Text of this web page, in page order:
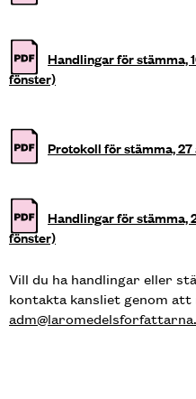
Handlingar för stämma,
fönster)
Protokoll för stämma,
Handlingar för stämma,
fönster)
Vill du ha handlingar eller
kontakta kansliet genom att